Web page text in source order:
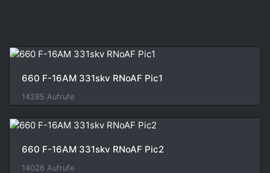
660 F-16AM 331skv RNoAF Pic1
14285 Aufrufe
660 F-16AM 331skv RNoAF Pic2
14026 Aufrufe